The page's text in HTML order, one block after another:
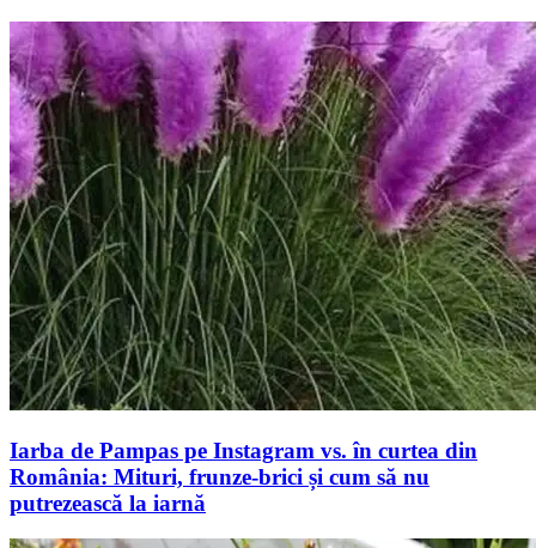
Iarba de Pampas pe Instagram vs. în curtea din
România: Mituri, frunze-brici și cum să nu
putrezească la iarnă